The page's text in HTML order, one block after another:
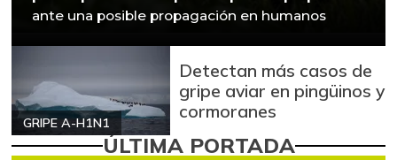
ante una posible propagación en humanos
GRIPE A-H1N1
Detectan más casos de
gripe aviar en pingüinos y
cormoranes
ÚLTIMA PORTADA